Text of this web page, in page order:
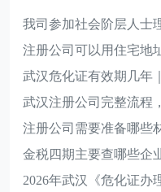
我司参加社会阶层人士
注册公司可以用住宅地
武汉危化证有效期几
武汉注册公司完整流
注册公司需要准备哪
金税四期主要查哪些企
2026年武汉《危化证